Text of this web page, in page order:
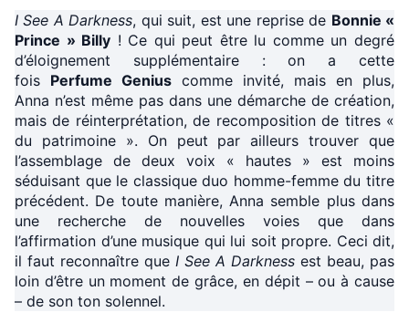
I See A Darkness, qui suit, est une reprise de Bonnie «
Prince » Billy ! Ce qui peut être lu comme un degré
d’éloignement supplémentaire : on a cette
fois Perfume Genius comme invité, mais en plus,
Anna n’est même pas dans une démarche de création,
mais de réinterprétation, de recomposition de titres «
du patrimoine ». On peut par ailleurs trouver que
l’assemblage de deux voix « hautes » est moins
séduisant que le classique duo homme-femme du titre
précédent. De toute manière, Anna semble plus dans
une recherche de nouvelles voies que dans
l’affirmation d’une musique qui lui soit propre. Ceci dit,
il faut reconnaître que I See A Darkness est beau, pas
loin d’être un moment de grâce, en dépit – ou à cause
– de son ton solennel.